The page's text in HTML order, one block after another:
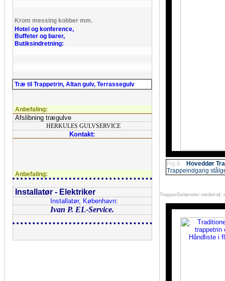
Krom messing kobber mm.
Hotel og konference,
Buffeter og barer,
Butiksindretning:
Træ til Trappetrin, Altan gulv, Terrassegulv
Anbefaling:
Afslibning trægulve
HERKULES GULVSERVICE
Kontakt:
Anbefaling:
Installatør - Elektriker
Installatør, København:
Ivan P. EL-Service.
Fig.6
Hoveddør
Trappeindgang
TrappeGelænder model-id: